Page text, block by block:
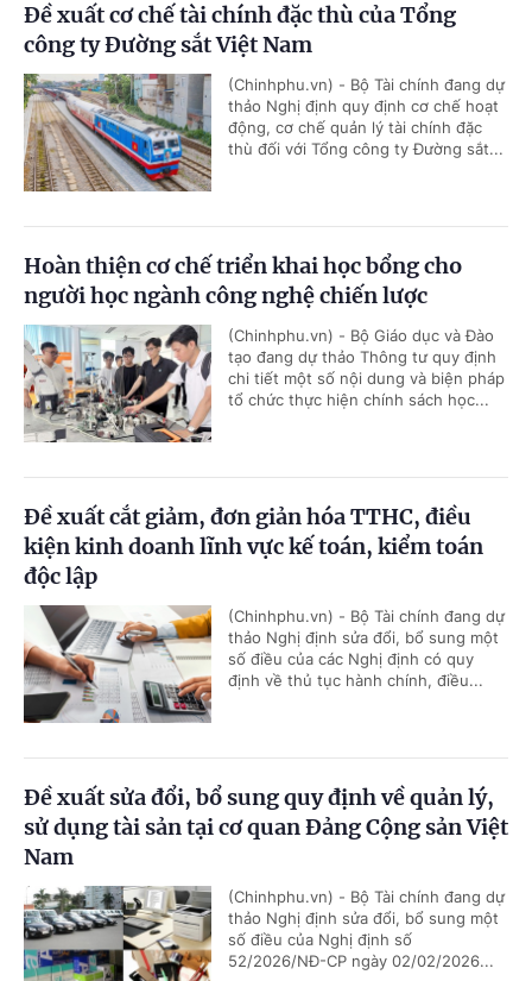
Đề xuất cơ chế tài chính đặc thù của Tổng
công ty Đường sắt Việt Nam
(Chinhphu.vn) - Bộ Tài chính đang dự
thảo Nghị định quy định cơ chế hoạt
động, cơ chế quản lý tài chính đặc
thù đối với Tổng công ty Đường sắt...
Hoàn thiện cơ chế triển khai học bổng cho
người học ngành công nghệ chiến lược
(Chinhphu.vn) - Bộ Giáo dục và Đào
tạo đang dự thảo Thông tư quy định
chi tiết một số nội dung và biện pháp
tổ chức thực hiện chính sách học...
Đề xuất cắt giảm, đơn giản hóa TTHC, điều
kiện kinh doanh lĩnh vực kế toán, kiểm toán
độc lập
(Chinhphu.vn) - Bộ Tài chính đang dự
thảo Nghị định sửa đổi, bổ sung một
số điều của các Nghị định có quy
định về thủ tục hành chính, điều...
Đề xuất sửa đổi, bổ sung quy định về quản lý,
sử dụng tài sản tại cơ quan Đảng Cộng sản Việt
Nam
(Chinhphu.vn) - Bộ Tài chính đang dự
thảo Nghị định sửa đổi, bổ sung một
số điều của Nghị định số
52/2026/NĐ-CP ngày 02/02/2026...